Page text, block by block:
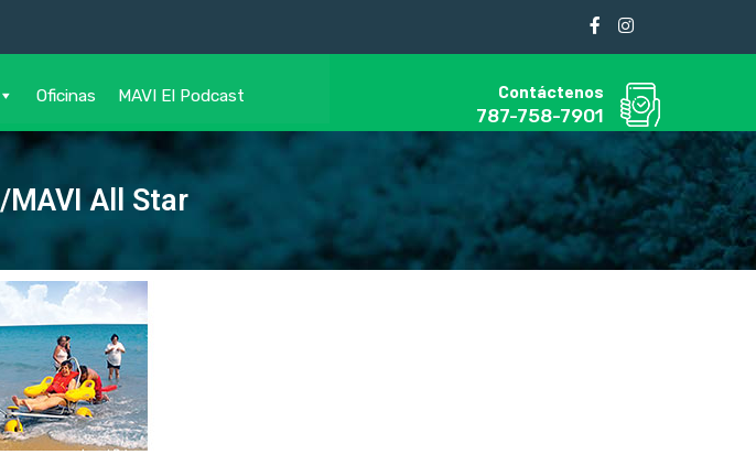
Oficinas MAVI El Podcast Contáctenos
787-758-7901
MAVI All Star